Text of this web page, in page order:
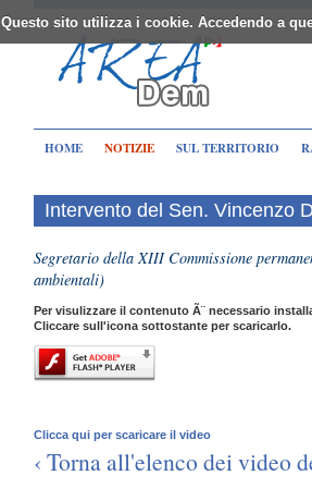
Questo sito utilizza i cookie. Accedendo a
HOME NOTIZIE SUL TERRITORIO
Intervento del Sen. Vincenzo
Segretario della XIII Commissione
ambientali)
Per visulizzare il contenuto Ã¨ necessario
Cliccare sull'icona sottostante per scaricarlo.
Clicca qui per scaricare il video
‹ Torna all'elenco dei video